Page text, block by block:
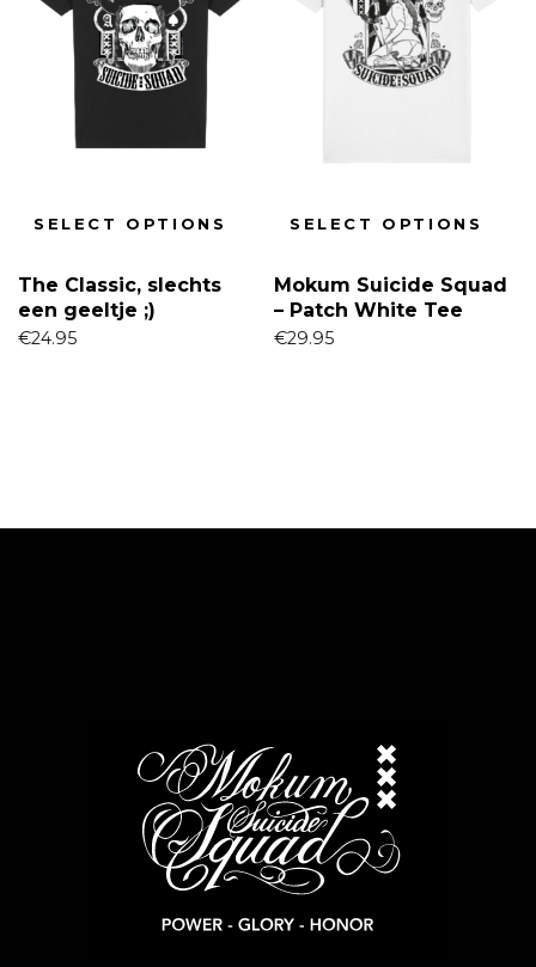
SELECT OPTIONS
The Classic, slechts
een geeltje ;)
€24.95
SELECT OPTIONS
Mokum Suicide Squad
– Patch White Tee
€29.95